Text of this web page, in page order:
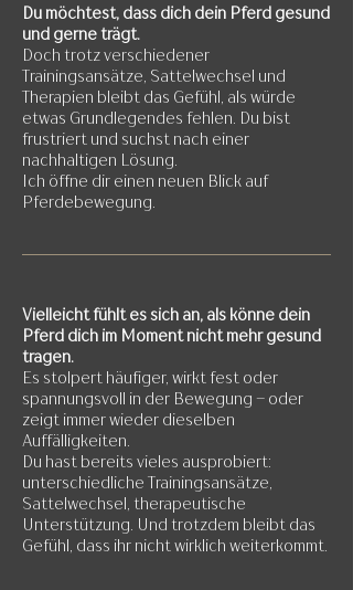
Du möchtest, dass dich dein Pferd gesund
und gerne trägt.
Doch trotz verschiedener
Trainingsansätze, Sattelwechsel und
Therapien bleibt das Gefühl, als würde
etwas Grundlegendes fehlen. Du bist
frustriert und suchst nach einer
nachhaltigen Lösung.
Ich öffne dir einen neuen Blick auf
Pferdebewegung.
Vielleicht fühlt es sich an, als könne dein
Pferd dich im Moment nicht mehr gesund
tragen.
Es stolpert häufiger, wirkt fest oder
spannungsvoll in der Bewegung – oder
zeigt immer wieder dieselben
Auffälligkeiten.
Du hast bereits vieles ausprobiert:
unterschiedliche Trainingsansätze,
Sattelwechsel, therapeutische
Unterstützung. Und trotzdem bleibt das
Gefühl, dass ihr nicht wirklich weiterkommt.